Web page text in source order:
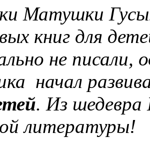
Матушки
книг для
не писали,
начал
. Из шедевра
литературы!